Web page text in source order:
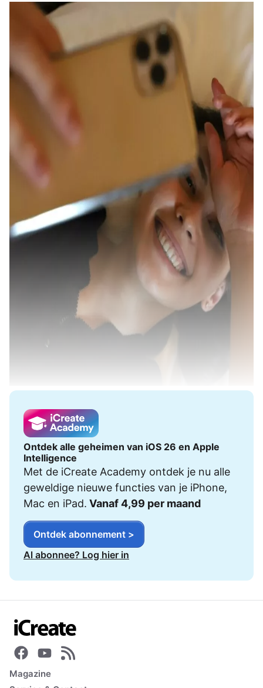
Ontdek alle geheimen van iOS 26 en Apple
Intelligence
Met de iCreate Academy ontdek je nu alle
geweldige nieuwe functies van je iPhone,
Mac en iPad. Vanaf 4,99 per maand
Ontdek abonnement >
Al abonnee? Log hier in
Magazine